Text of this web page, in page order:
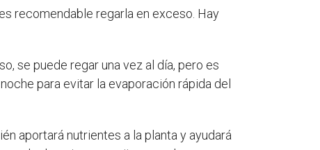
recomendable regarla en exceso. Hay
se puede regar una vez al día, pero es
para evitar la evaporación rápida del
aportará nutrientes a la planta y ayudará